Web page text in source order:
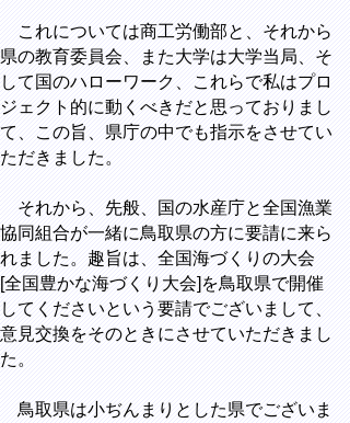
これについては商工労働部と、それから
県の教育委員会、また大学は大学当局、そ
して国のハローワーク、これらで私はプロ
ジェクト的に動くべきだと思っておりまし
て、この旨、県庁の中でも指示をさせてい
ただきました。
それから、先般、国の水産庁と全国漁業
協同組合が一緒に鳥取県の方に要請に来ら
れました。趣旨は、全国海づくりの大会
[全国豊かな海づくり大会]を鳥取県で開催
してくださいという要請でございまして、
意見交換をそのときにさせていただきまし
た。
鳥取県は小ぢんまりとした県でございま